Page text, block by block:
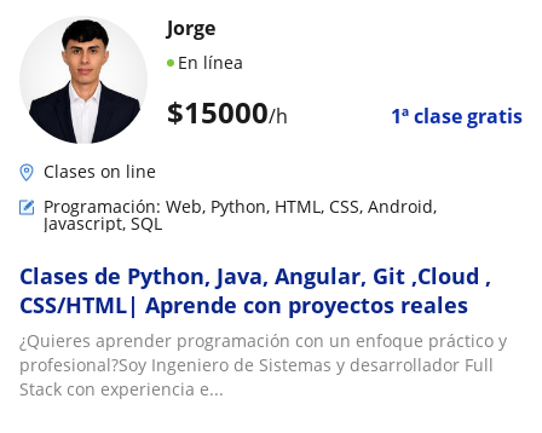
$15000/h 1ª clase gratis
Jorge
En línea
Clases on line
Programación: Web, Python, HTML, CSS, Android,
Javascript, SQL
Clases de Python, Java, Angular, Git ,Cloud ,
CSS/HTML| Aprende con proyectos reales
¿Quieres aprender programación con un enfoque práctico y
profesional?Soy Ingeniero de Sistemas y desarrollador Full
Stack con experiencia e...